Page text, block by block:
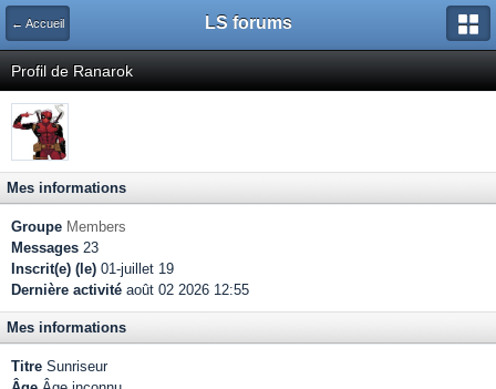
← Accueil LS forums
Profil de Ranarok
Mes informations
Groupe Members
Messages 23
Inscrit(e) (le) 01-juillet 19
Dernière activité août 02 2026 12:55
Mes informations
Titre Sunriseur